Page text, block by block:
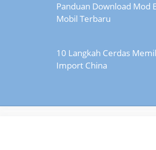
Panduan Download Mod
Mobil Terbaru
10 Langkah Cerdas
Import China